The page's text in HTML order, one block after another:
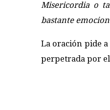
Misericordia o
bastante
La oración pide
perpetrada por